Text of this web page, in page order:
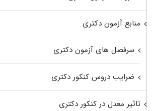
منابع آزمون دکتری
سرفصل های آزمون دکتری
ضرایب دروس کنکور دکتری
تاثیر معدل در کنکور دکتری